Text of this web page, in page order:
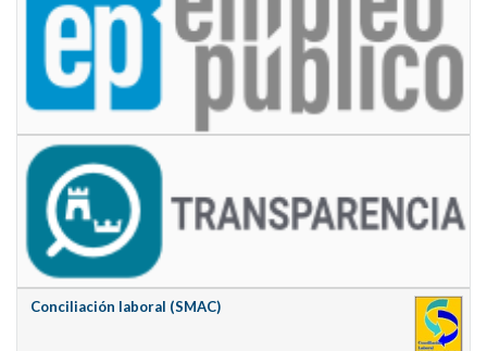
Conciliación laboral (SMAC)